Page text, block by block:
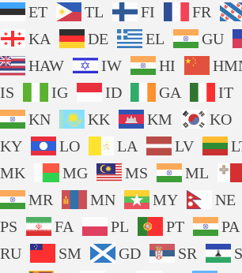
ET
TL FI FR
KA
DE EL GU
HAW
IW HI
IS
IG ID GA IT
KN
KK KM KO
KY
LO LA LV
MK
MG MS ML
MR
MN MY NE
PS
FA PL PT PA
RU
SM GD SR